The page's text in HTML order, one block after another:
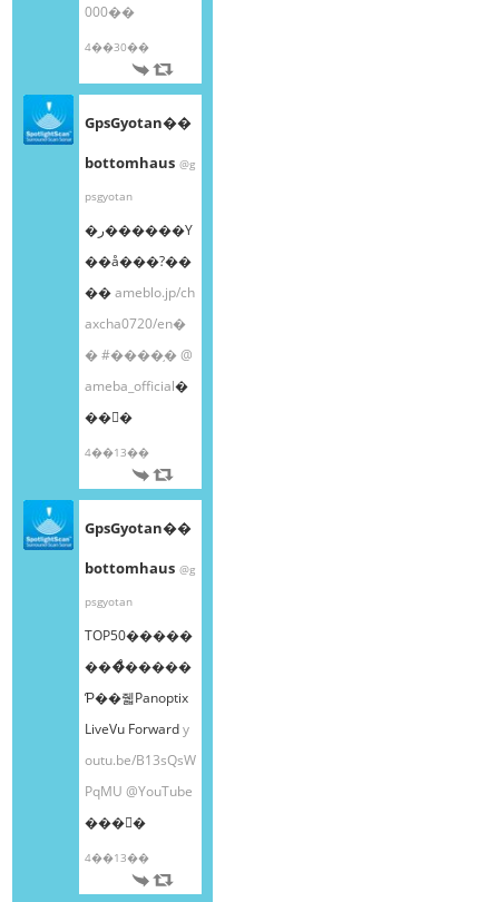
000��
4��30��
GpsGyotan��
bottomhaus @g
psgyotan
�ر������Υ
��å���?��
��ameblo.jp/ch
axcha0720/en�
�#����֥�@
ameba_official�
��󤫤�
4��13��
GpsGyotan��
bottomhaus @g
psgyotan
TOP50�����
���ͤ�����
Ƥ��줿Panoptix
LiveVu Forwardy
outu.be/B13sQsW
PqMU @YouTube
���󤫤�
4��13��